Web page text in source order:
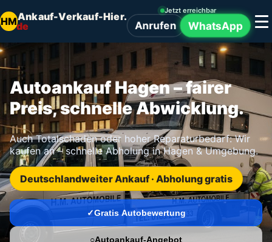
HMAnkauf-Verkauf-Hier.
de
Jetzt erreichbar
Anrufen WhatsApp
Autoankauf Hagen – fairer
Preis, schnelle Abwicklung.
Auch Totalschaden oder hoher Reparaturbedarf: Wir
kaufen an – schnelle Abholung in Hagen & Umgebung.
Deutschlandweiter Ankauf · Abholung gratis
Gratis Autobewertung
Autoankauf-Angebot